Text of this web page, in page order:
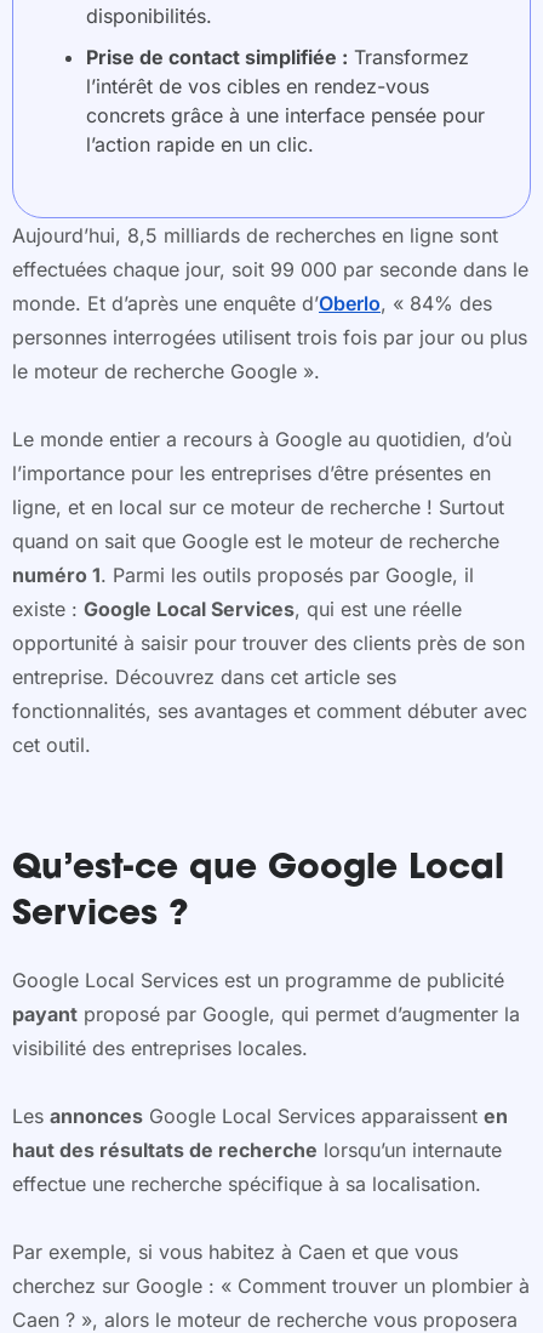
disponibilités.
Prise de contact simplifiée : Transformez
l’intérêt de vos cibles en rendez-vous
concrets grâce à une interface pensée pour
l’action rapide en un clic.
Aujourd’hui, 8,5 milliards de recherches en ligne sont
effectuées chaque jour, soit 99 000 par seconde dans le
monde. Et d’après une enquête d’Oberlo, « 84% des
personnes interrogées utilisent trois fois par jour ou plus
le moteur de recherche Google ».
Le monde entier a recours à Google au quotidien, d’où
l’importance pour les entreprises d’être présentes en
ligne, et en local sur ce moteur de recherche ! Surtout
quand on sait que Google est le moteur de recherche
numéro 1. Parmi les outils proposés par Google, il
existe : Google Local Services, qui est une réelle
opportunité à saisir pour trouver des clients près de son
entreprise. Découvrez dans cet article ses
fonctionnalités, ses avantages et comment débuter avec
cet outil.
Qu’est-ce que Google Local
Services ?
Google Local Services est un programme de publicité
payant proposé par Google, qui permet d’augmenter la
visibilité des entreprises locales.
Les annonces Google Local Services apparaissent en
haut des résultats de recherche lorsqu’un internaute
effectue une recherche spécifique à sa localisation.
Par exemple, si vous habitez à Caen et que vous
cherchez sur Google : « Comment trouver un plombier à
Caen ? », alors le moteur de recherche vous proposera